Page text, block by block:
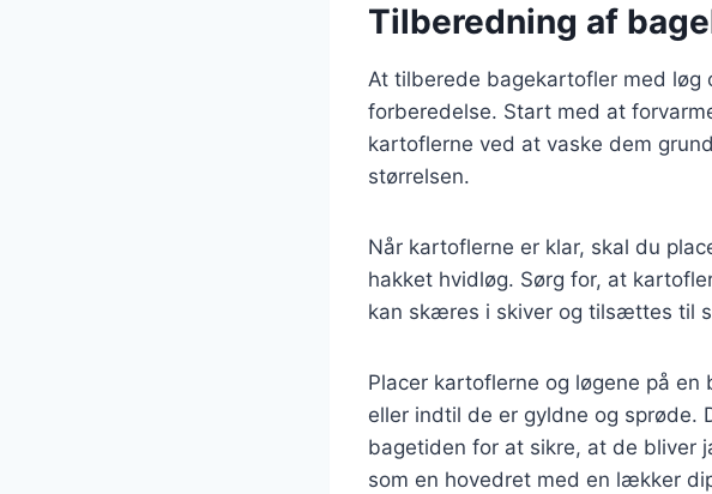
Tilberedning af
At tilberede bagekartofler med løg
forberedelse. Start med at
kartoflerne ved at vaske dem
størrelsen.
Når kartoflerne er klar, skal du
hakket hvidløg. Sørg for, at
kan skæres i skiver og tilsættes til
Placer kartoflerne og løgene på
eller indtil de er gyldne og sprøde.
bagetiden for at sikre, at de bliver
som en hovedret med en lækker